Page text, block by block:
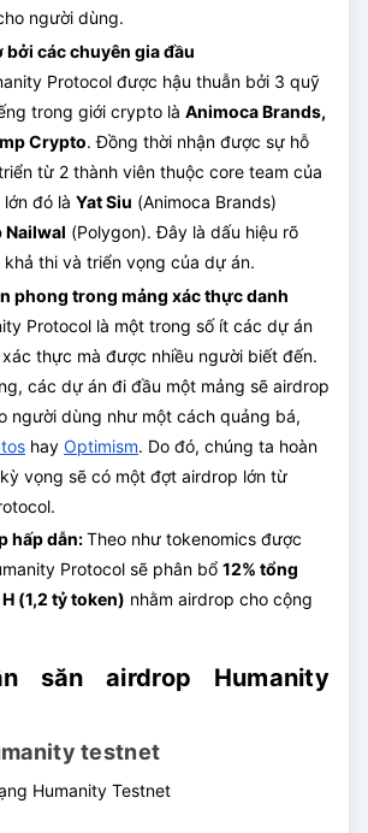
người dùng.
các chuyên gia đầu
Protocol được hậu thuẫn bởi 3 quỹ
trong giới crypto là Animoca Brands,
Crypto. Đồng thời nhận được sự hỗ
từ 2 thành viên thuộc core team của
đó là Yat Siu (Animoca Brands)
Nailwal (Polygon). Đây là dấu hiệu rõ
khả thi và triển vọng của dự án.
phong trong mảng xác thực danh
Protocol là một trong số ít các dự án
thực mà được nhiều người biết đến.
các dự án đi đầu một mảng sẽ airdrop
người dùng như một cách quảng bá,
hay Optimism. Do đó, chúng ta hoàn
vọng sẽ có một đợt airdrop lớn từ
hấp dẫn:Theo như tokenomics được
Protocol sẽ phân bổ 12% tổng
(1,2 tỷ token) nhằm airdrop cho cộng
săn airdrop Humanity
testnet
Humanity Testnet